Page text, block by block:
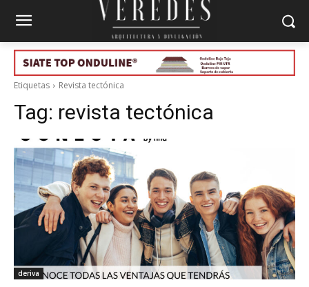
Etiquetas Revista tectónica
Tag: revista tectónica
deriva